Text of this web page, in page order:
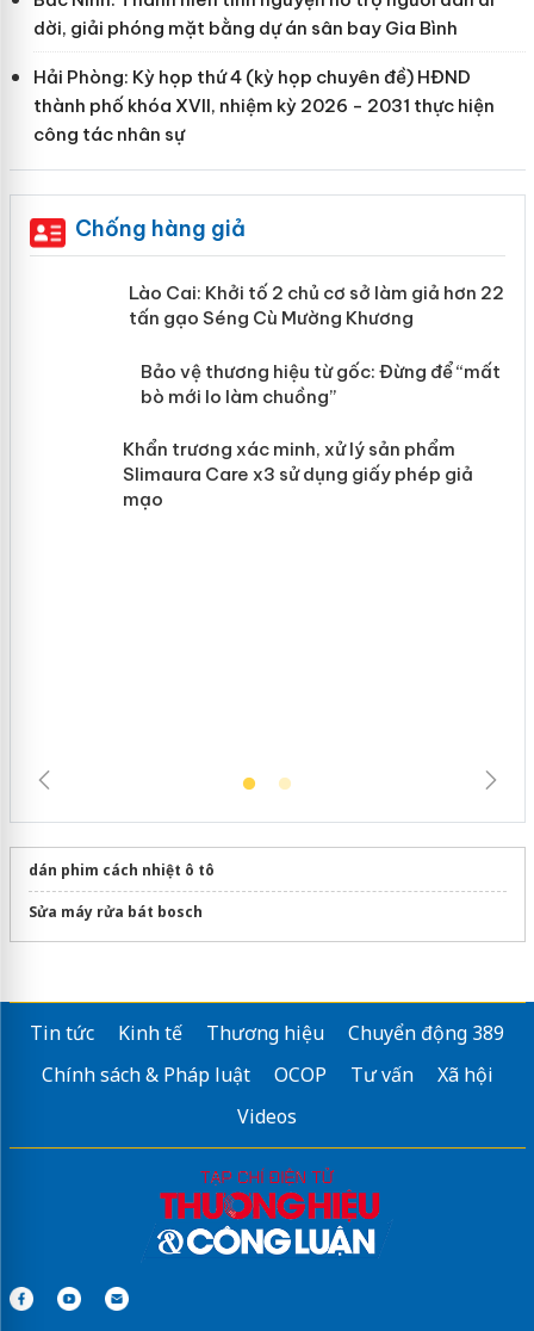
dời, giải phóng mặt bằng dự án sân bay Gia Bình
Hải Phòng: Kỳ họp thứ 4 (kỳ họp chuyên đề) HĐND
thành phố khóa XVII, nhiệm kỳ 2026 - 2031 thực hiện
công tác nhân sự
Chống hàng giả
Lào Cai: Khởi tố 2 chủ cơ sở làm giả
hơn 22 tấn gạo Séng Cù Mường
Bảo vệ thương hiệu từ gốc: Đừng để
“mất bò mới lo làm chuồng”
dán phim cách nhiệt ô tô
Sửa máy rửa bát bosch
Tin tức Kinh tế Thương hiệu
Chuyển động 389
Chính sách & Pháp luật
OCOP Tư vấn
Xã hội
Videos